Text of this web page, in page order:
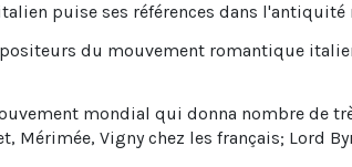
puise ses références dans l'antiquité
du mouvement romantique
mondial qui donna nombre de
Mérimée, Vigny chez les français; Lord